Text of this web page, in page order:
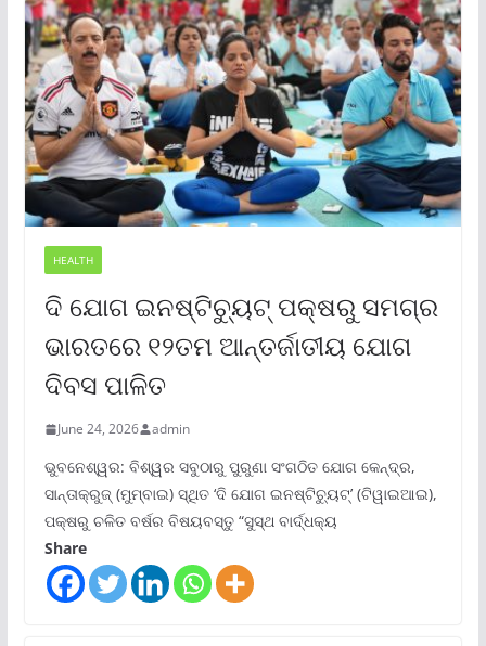
HEALTH
ଦି ଯୋଗ ଇନଷ୍ଟିଚ୍ୟୁଟ୍ ପକ୍ଷରୁ ସମଗ୍ର
ଭାରତରେ ୧୨ତମ ଆନ୍ତର୍ଜାତୀୟ ଯୋଗ
ଦିବସ ପାଳିତ
June 24, 2026 admin
ଭୁବନେଶ୍ୱର: ବିଶ୍ୱର ସବୁଠାରୁ ପୁରୁଣା ସଂଗଠିତ ଯୋଗ କେନ୍ଦ୍ର,
ସାନ୍ତାକ୍ରୁଜ୍ (ମୁମ୍ବାଇ) ସ୍ଥିତ ‘ଦି ଯୋଗ ଇନଷ୍ଟିଚ୍ୟୁଟ୍‌’ (ଟିୱାଇଆଇ),
ପକ୍ଷରୁ ଚଳିତ ବର୍ଷର ବିଷୟବସ୍ତୁ “ସୁସ୍ଥ ବାର୍ଦ୍ଧକ୍ୟ
Share